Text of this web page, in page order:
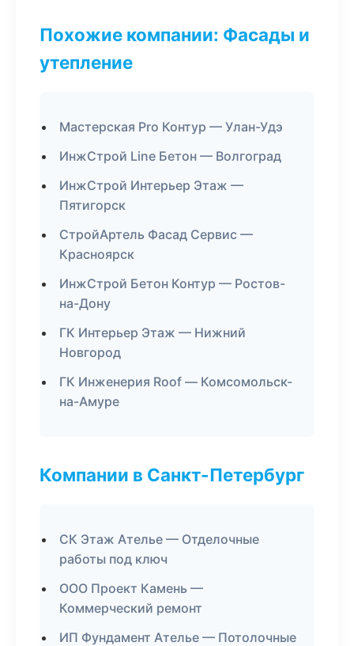
Похожие компании: Фасады и
утепление
Мастерская Pro Контур — Улан-Удэ
ИнжСтрой Line Бетон — Волгоград
ИнжСтрой Интерьер Этаж —
Пятигорск
СтройАртель Фасад Сервис —
Красноярск
ИнжСтрой Бетон Контур — Ростов-
на-Дону
ГК Интерьер Этаж — Нижний
Новгород
ГК Инженерия Roof — Комсомольск-
на-Амуре
Компании в Санкт-Петербург
СК Этаж Ателье — Отделочные
работы под ключ
ООО Проект Камень —
Коммерческий ремонт
ИП Фундамент Ателье — Потолочные